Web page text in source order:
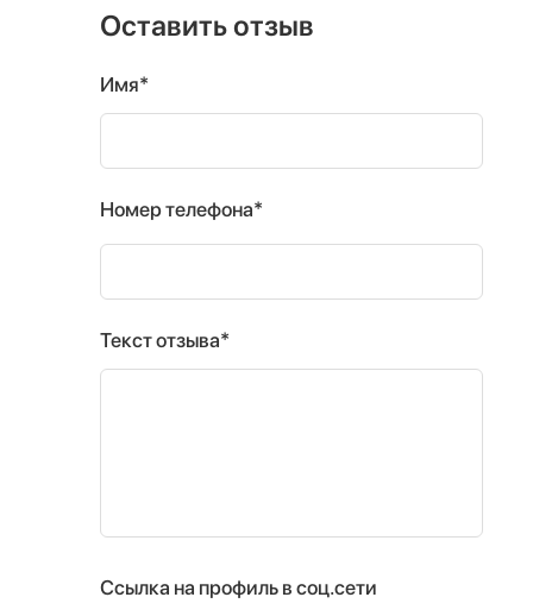
Оставить отзыв
Имя*
Номер телефона*
Текст отзыва*
Ссылка на профиль в соц.сети